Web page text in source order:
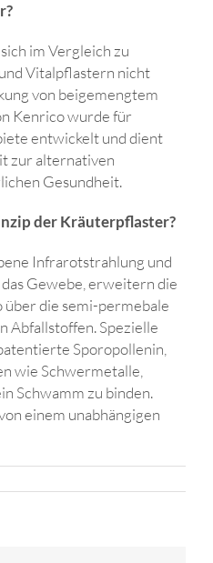
im Vergleich zu
Vitalpflastern nicht
von beigemengtem
Kenrico wurde für
entwickelt und dient
zur alternativen
Gesundheit.
der Kräuterpflaster?
Infrarotstrahlung und
Gewebe, erweitern die
die semi-permebale
Abfallstoffen. Spezielle
Sporopollenin,
wie Schwermetalle,
Schwamm zu binden.
einem unabhängigen